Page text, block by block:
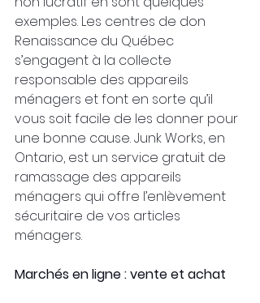
exemples. Les centres de don
Renaissance du Québec
s’engagent à la collecte
responsable des appareils
ménagers et font en sorte qu’il
vous soit facile de les donner pour
une bonne cause. Junk Works, en
Ontario, est un service gratuit de
ramassage des appareils
ménagers qui offre l’enlèvement
sécuritaire de vos articles
ménagers.
Marchés en ligne : vente et achat